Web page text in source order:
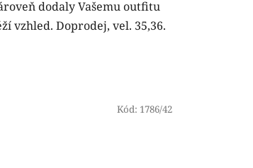
dodaly Vašemu outfitu
vzhled. Doprodej, vel. 35,36.
Kód: 1786/42